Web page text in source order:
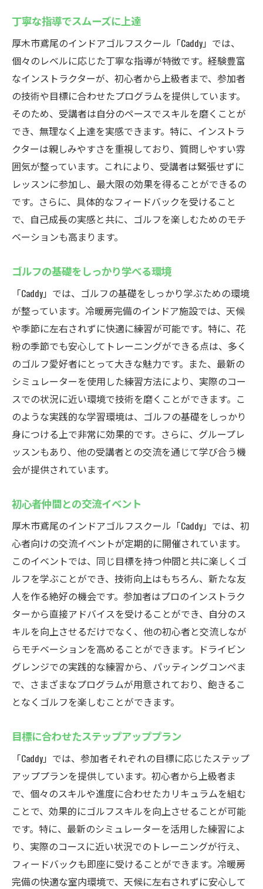
丁寧な指導でスムーズに上達
厚木市鳶尾のインドアゴルフスクール「Caddy」では、
個々のレベルに応じた丁寧な指導が特徴です。経験豊富
なインストラクターが、初心者から上級者まで、参加者
の技術や目標に合わせたプログラムを提供しています。
そのため、受講者は自分のペースでスキルを磨くことが
でき、無理なく上達を実感できます。特に、インストラ
クターは親しみやすさを重視しており、質問しやすい雰
囲気が整っています。これにより、受講者は緊張せずに
レッスンに参加し、最大限の効果を得ることができるの
です。さらに、具体的なフィードバックを受けること
で、自己成長の実感と共に、ゴルフを楽しむためのモチ
ベーションも高まります。
ゴルフの基礎をしっかり学べる環境
「Caddy」では、ゴルフの基礎をしっかり学ぶための環境
が整っています。冷暖房完備のインドア施設では、天候
や季節に左右されずに快適に練習が可能です。特に、花
粉の季節でも安心してトレーニングができる点は、多く
のゴルフ愛好者にとって大きな魅力です。また、最新の
シミュレーターを使用した練習方法により、実際のコー
スでの状況に近い環境で技術を磨くことができます。こ
のような実践的な学習環境は、ゴルフの基礎をしっかり
身につける上で非常に効果的です。さらに、グループレ
ッスンもあり、他の受講者との交流を通じて学び合う機
会が提供されています。
初心者仲間との交流イベント
厚木市鳶尾のインドアゴルフスクール「Caddy」では、初
心者向けの交流イベントが定期的に開催されています。
このイベントでは、同じ目標を持つ仲間と共に楽しくゴ
ルフを学ぶことができ、技術向上はもちろん、新たな友
人を作る絶好の機会です。参加者はプロのインストラク
ターから直接アドバイスを受けることができ、自分のス
キルを向上させるだけでなく、他の初心者と交流しなが
らモチベーションを高めることができます。ドライビン
グレンジでの実践的な練習から、パッティングコンペま
で、さまざまなプログラムが用意されており、飽きるこ
となくゴルフを楽しむことができます。
目標に合わせたステップアッププラン
「Caddy」では、参加者それぞれの目標に応じたステップ
アッププランを提供しています。初心者から上級者ま
で、個々のスキルや進度に合わせたカリキュラムを組む
ことで、効果的にゴルフスキルを向上させることが可能
です。特に、最新のシミュレーターを活用した練習によ
り、実際のコースに近い状況でのトレーニングが行え、
フィードバックも即座に受けることができます。冷暖房
完備の快適な室内環境で、天候に左右されずに安心して